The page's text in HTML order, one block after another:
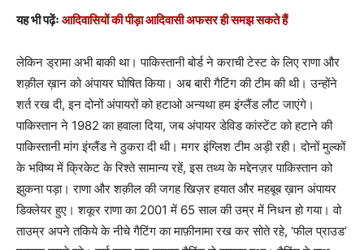
यह भी पढ़ेंः आदिवासियों की पीड़ा आदिवासी अफसर ही समझ सकते हैं
लेकिन ड्रामा अभी बाकी था। पाकिस्तानी बोर्ड ने कराची टेस्ट के लिए राणा और
शक़ील ख़ान को अंपायर घोषित किया। अब बारी गैटिंग की टीम की थी। उन्होंने
शर्त रख दी, इन दोनों अंपायरों को हटाओ अन्यथा हम इंग्लैंड लौट जाएंगे।
पाकिस्तान ने 1982 का हवाला दिया, जब अंपायर डेविड कांस्टेंट को हटाने की
पाकिस्तानी मांग इंग्लैंड ने ठुकरा दी थी। मगर इंग्लिश टीम अड़ी रही। दोनों मुल्कों
के भविष्य में क्रिकेट के रिश्ते सामान्य रहें, इस तथ्य के मद्देनज़र पाकिस्तान को
झुकना पड़ा। राणा और शक़ील की जगह खिज़र हयात और महबूब ख़ान अंपायर
डिक्लेयर हुए। शकूर राणा का 2001 में 65 साल की उम्र में निधन हो गया। वो
ताउम्र अपने तकिये के नीचे गैटिंग का माफ़ीनामा रख कर सोते रहे, ‘फील प्राउड’